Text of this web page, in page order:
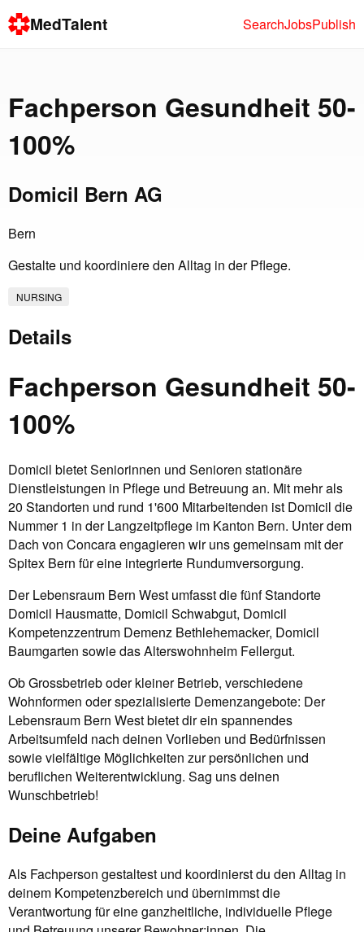
MedTalent SearchJobsPublish
Fachperson Gesundheit 50-
100%
Domicil Bern AG
Bern
Gestalte und koordiniere den Alltag in der Pflege.
NURSING
Details
Fachperson Gesundheit 50-
100%
Domicil bietet Seniorinnen und Senioren stationäre
Dienstleistungen in Pflege und Betreuung an. Mit mehr als
20 Standorten und rund 1'600 Mitarbeitenden ist Domicil die
Nummer 1 in der Langzeitpflege im Kanton Bern. Unter dem
Dach von Concara engagieren wir uns gemeinsam mit der
Spitex Bern für eine integrierte Rundumversorgung.
Der Lebensraum Bern West umfasst die fünf Standorte
Domicil Hausmatte, Domicil Schwabgut, Domicil
Kompetenzzentrum Demenz Bethlehemacker, Domicil
Baumgarten sowie das Alterswohnheim Fellergut.
Ob Grossbetrieb oder kleiner Betrieb, verschiedene
Wohnformen oder spezialisierte Demenzangebote: Der
Lebensraum Bern West bietet dir ein spannendes
Arbeitsumfeld nach deinen Vorlieben und Bedürfnissen
sowie vielfältige Möglichkeiten zur persönlichen und
beruflichen Weiterentwicklung. Sag uns deinen
Wunschbetrieb!
Deine Aufgaben
Als Fachperson gestaltest und koordinierst du den Alltag in
deinem Kompetenzbereich und übernimmst die
Verantwortung für eine ganzheitliche, individuelle Pflege